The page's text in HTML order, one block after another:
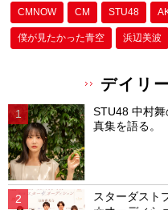
CMNOW CM STU48
僕が⾒たかった⻘空 浜辺美波
デイリ
STU48 中村
真集を語る。
スターダスト